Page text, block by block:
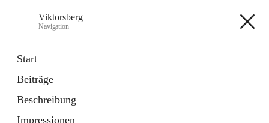
Viktorsberg
Navigation
Start
Beiträge
Beschreibung
Impressionen
1 Schnellzugriff